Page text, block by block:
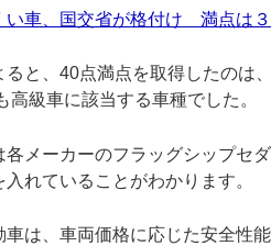
い車、国交省が格付け 満点は
ると、40点満点を取得したのは
高級車に該当する車種でした。
各メーカーのフラッグシップセ
れていることがわかります。
車は、車両価格に応じた安全性